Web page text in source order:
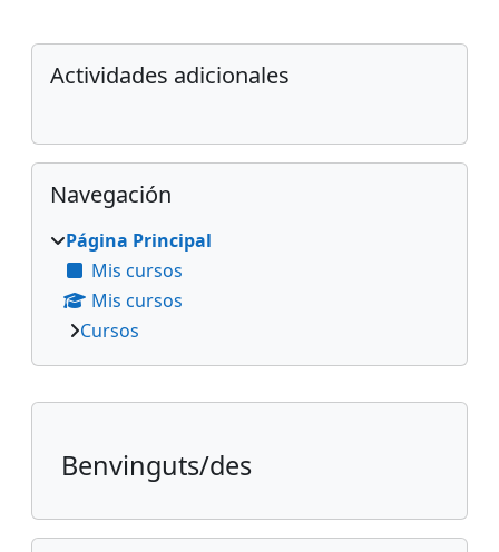
Bloques
Salta Actividades adicionales
Actividades adicionales
Salta Navegación
Navegación
Página Principal
Mis cursos
Mis cursos
Cursos
Bloques suplementarios
Benvinguts/des